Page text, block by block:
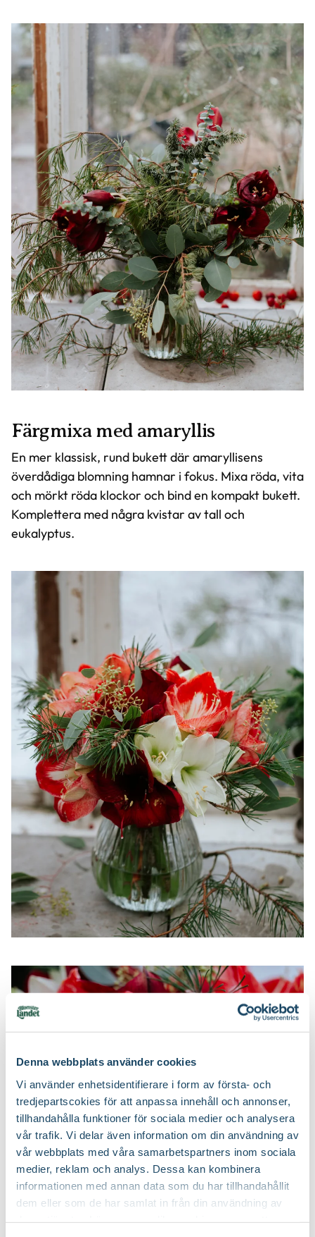
Denna webbplats använder cookies
Vi använder enhetsidentifierare i form av första- och
tredjepartscokies för att anpassa innehåll och annonser,
tillhandahålla funktioner för sociala medier och analysera
vår trafik. Vi delar även information om din användning av
vår webbplats med våra samarbetspartners inom sociala
medier, reklam och analys. Dessa kan kombinera
informationen med annan data som du har tillhandahållit
dem eller som de har samlat in från din användning av
Färgmixa med amaryllis
En mer klassisk, rund bukett där amaryllisens
överdådiga blomning hamnar i fokus. Mixa röda, vita
och mörkt röda klockor och bind en kompakt bukett.
Komplettera med några kvistar av tall och
eukalyptus.